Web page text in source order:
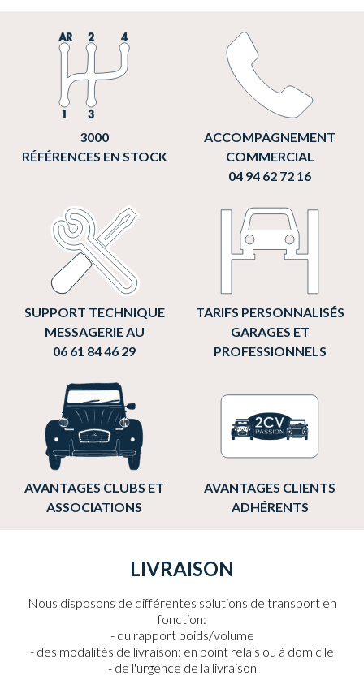
3000
RÉFÉRENCES EN STOCK
ACCOMPAGNEMENT
COMMERCIAL
04 94 62 72 16
SUPPORT TECHNIQUE
MESSAGERIE AU
06 61 84 46 29
TARIFS PERSONNALISÉS
GARAGES ET
PROFESSIONNELS
AVANTAGES CLUBS ET
ASSOCIATIONS
AVANTAGES CLIENTS
ADHÉRENTS
LIVRAISON
Nous disposons de différentes solutions de transport en
fonction:
du rapport poids/volume
des modalités de livraison: en point relais ou à domicile
de l'urgence de la livraison